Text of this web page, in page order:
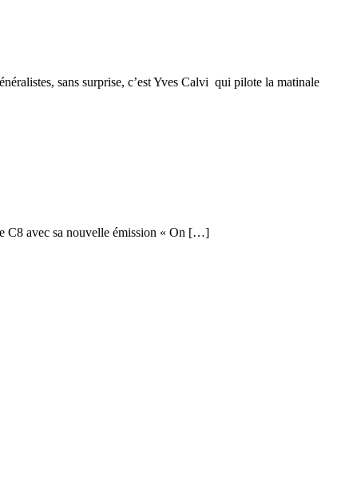
sans surprise, c’est Yves Calvi qui pilote la matinale
C8 avec sa nouvelle émission « On […]